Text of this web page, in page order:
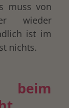
muss von
wieder
ist im
nichts.
beim